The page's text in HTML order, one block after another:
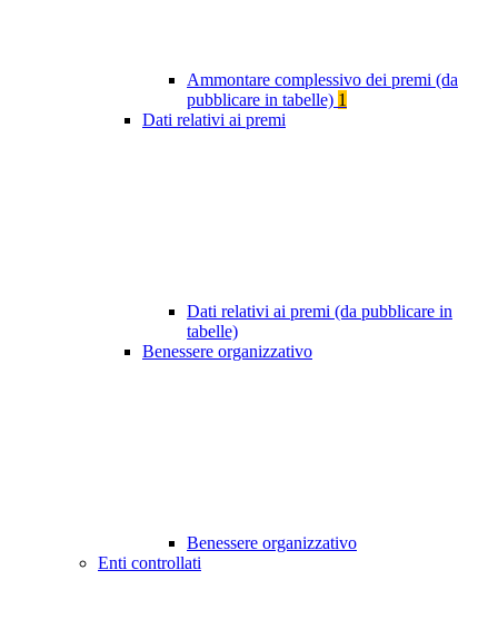
Ammontare complessivo dei premi (da
pubblicare in tabelle) 1
Dati relativi ai premi
Dati relativi ai premi (da pubblicare in
tabelle)
Benessere organizzativo
Benessere organizzativo
Enti controllati